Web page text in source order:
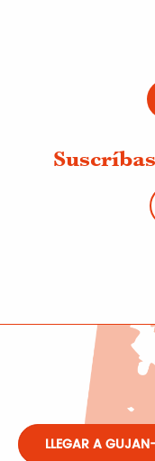
LLEGAR A GUJAN-